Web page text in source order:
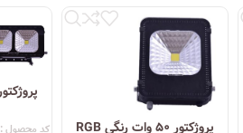
پروژکتور ۵۰ وات رنگی RGB
کد محصول